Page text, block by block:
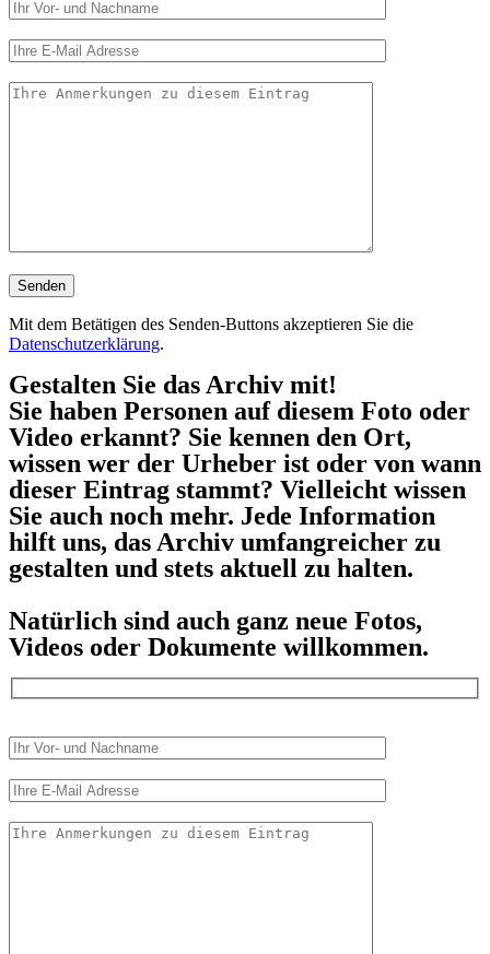
Mit dem Betätigen des Senden-Buttons akzeptieren Sie die
Datenschutzerklärung.
Gestalten Sie das Archiv mit!
Sie haben Personen auf diesem Foto oder
Video erkannt? Sie kennen den Ort,
wissen wer der Urheber ist oder von wann
dieser Eintrag stammt? Vielleicht wissen
Sie auch noch mehr. Jede Information
hilft uns, das Archiv umfangreicher zu
gestalten und stets aktuell zu halten.
Natürlich sind auch ganz neue Fotos,
Videos oder Dokumente willkommen.